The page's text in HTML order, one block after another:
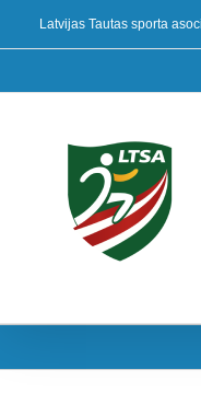
content
Latvijas Tautas sporta